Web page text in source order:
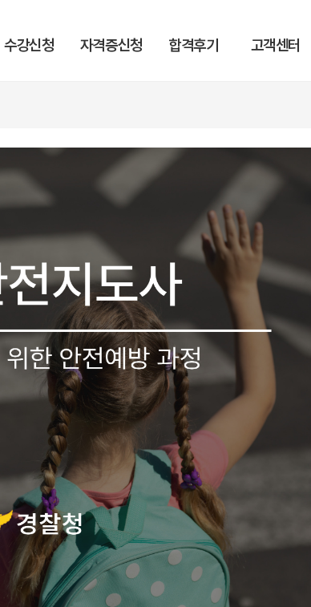
수강신청 자격증신청 합격후기 고객센터